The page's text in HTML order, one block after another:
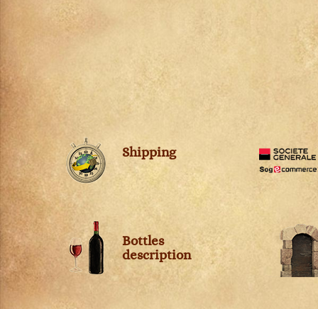
Meursault
Montepulciano d'Abruzzo
Morgon
Moulin-à-Vent
Muscadet
Nebbiolo d'Alba
Pauillac
Pernand-Vergelesses
Pessac-Léognan
Petit Chablis
Shipping
Bottles
description